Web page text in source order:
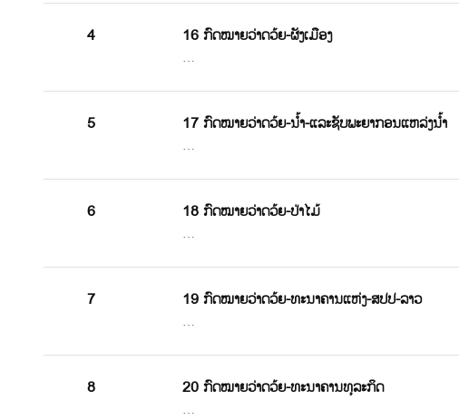
4 16 ກົດໝາຍວ່າດວ້ຍ-ຜັງເມືອງ
…
5 17 ກົດໝາຍວ່າດວ້ຍ-ນໍ້າ-ແລະຊັບພະຍາກອນແຫລ່ງນໍ້າ
…
6 18 ກົດໝາຍວ່າດວ້ຍ-ປ່າໄມ້
…
7 19 ກົດໝາຍວ່າດວ້ຍ-ທະນາຄານແຫ່ງ-ສປປ-ລາວ
…
8 20 ກົດໝາຍວ່າດວ້ຍ-ທະນາຄານທຸລະກິດ
…